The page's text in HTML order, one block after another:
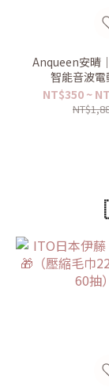
Anqueen安晴
智能音波電
NT$350 ~